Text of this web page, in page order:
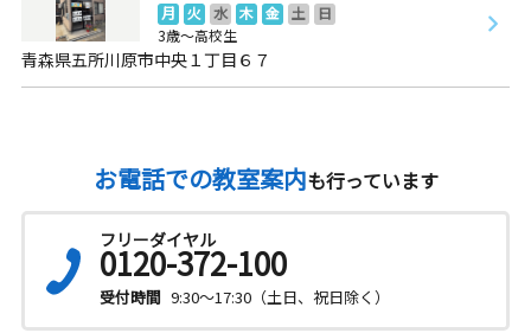
月 火 水 木 金 土
日
3歳～高校生
青森県五所川原市中央１丁目６７
お電話での教室案内も行っています
フリーダイヤル
0120-372-100
受付時間 9:30～17:30（土日、祝日除く）